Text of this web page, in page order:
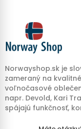
Norwayshop.sk je
zameraný na
voľnočasové
napr. Devold, Kari
spájajú funkčnosť,